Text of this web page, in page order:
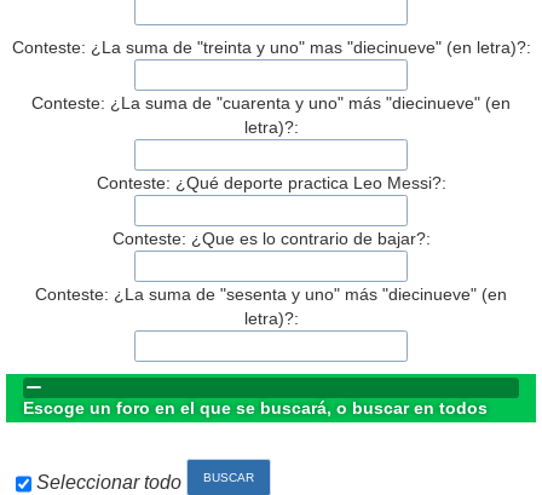
Conteste: ¿La suma de "treinta y uno" mas "diecinueve" (en letra)?:
Conteste: ¿La suma de "cuarenta y uno" más "diecinueve" (en
letra)?:
Conteste: ¿Qué deporte practica Leo Messi?:
Conteste: ¿Que es lo contrario de bajar?:
Conteste: ¿La suma de "sesenta y uno" más "diecinueve" (en
letra)?:
Escoge un foro en el que se buscará, o buscar en todos
Seleccionar todo